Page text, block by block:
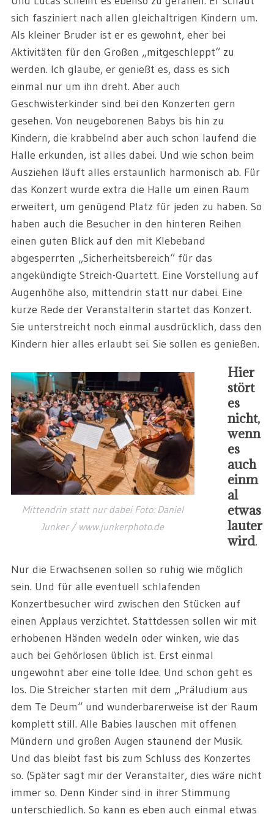
sich fasziniert nach allen gleichaltrigen Kindern um.
Als kleiner Bruder ist er es gewohnt, eher bei
Aktivitäten für den Großen „mitgeschleppt“ zu
werden. Ich glaube, er genießt es, dass es sich
einmal nur um ihn dreht. Aber auch
Geschwisterkinder sind bei den Konzerten gern
gesehen. Von neugeborenen Babys bis hin zu
Kindern, die krabbelnd aber auch schon laufend die
Halle erkunden, ist alles dabei. Und wie schon beim
Ausziehen läuft alles erstaunlich harmonisch ab. Für
das Konzert wurde extra die Halle um einen Raum
erweitert, um genügend Platz für jeden zu haben. So
haben auch die Besucher in den hinteren Reihen
einen guten Blick auf den mit Klebeband
abgesperrten „Sicherheitsbereich“ für das
angekündigte Streich-Quartett. Eine Vorstellung auf
Augenhöhe also, mittendrin statt nur dabei. Eine
kurze Rede der Veranstalterin startet das Konzert.
Sie unterstreicht noch einmal ausdrücklich, dass den
Kindern hier alles erlaubt sei. Sie sollen es genießen.
Mittendrin statt nur dabei Foto: Daniel
Junker / www.junkerphoto.de
Hier
stört
es
nicht,
wenn
es
auch
einm
al
etwas
lauter
wird.
Nur die Erwachsenen sollen so ruhig wie möglich
sein. Und für alle eventuell schlafenden
Konzertbesucher wird zwischen den Stücken auf
einen Applaus verzichtet. Stattdessen sollen wir mit
erhobenen Händen wedeln oder winken, wie das
auch bei Gehörlosen üblich ist. Erst einmal
ungewohnt aber eine tolle Idee. Und schon geht es
los. Die Streicher starten mit dem „Präludium aus
dem Te Deum“ und wunderbarerweise ist der Raum
komplett still. Alle Babies lauschen mit offenen
Mündern und großen Augen staunend der Musik.
Und das bleibt fast bis zum Schluss des Konzertes
so. (Später sagt mir der Veranstalter, dies wäre nicht
immer so. Denn Kinder sind in ihrer Stimmung
unterschiedlich. So kann es eben auch einmal etwas